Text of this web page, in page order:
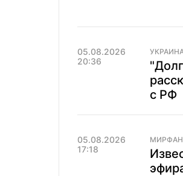
05.08.2026
20:36
с РФ
05.08.2026
17:18
МИРФАН